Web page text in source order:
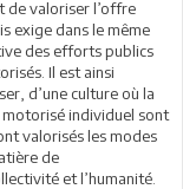
de valoriser l’offre
exige dans le même
des efforts publics
Il est ainsi
d’une culture où la
motorisé individuel sont
valorisés les modes
de
et l’humanité.